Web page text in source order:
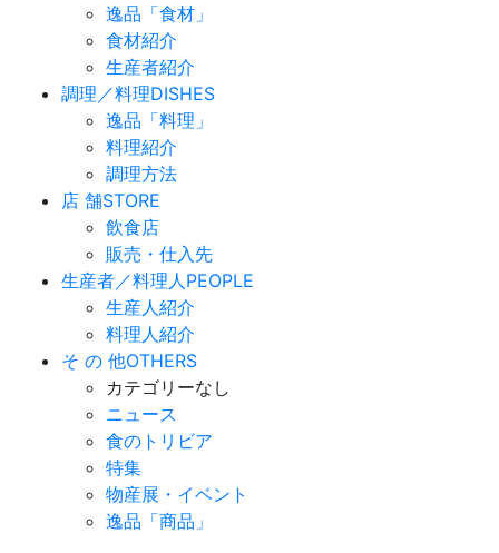
逸品「食材」
食材紹介
生産者紹介
調理／料理DISHES
逸品「料理」
料理紹介
調理方法
店 舗STORE
飲食店
販売・仕入先
生産者／料理人PEOPLE
生産人紹介
料理人紹介
そ の 他OTHERS
カテゴリーなし
ニュース
食のトリビア
特集
物産展・イベント
逸品「商品」